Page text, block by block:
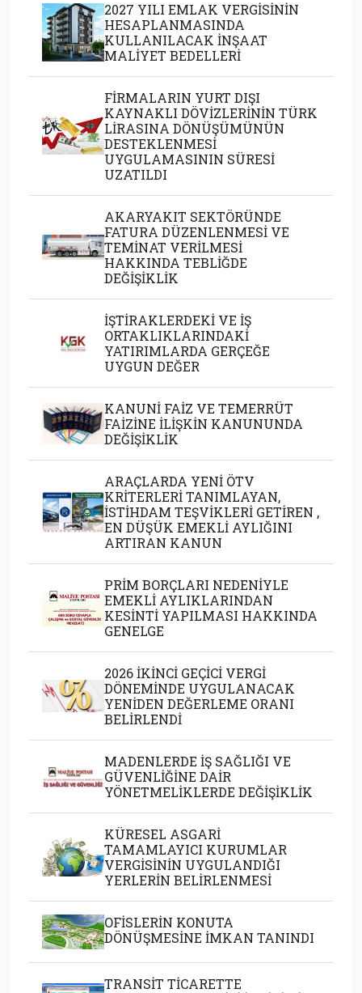
2027 YILI EMLAK VERGİSİNİN
HESAPLANMASINDA
KULLANILACAK İNŞAAT
MALİYET BEDELLERİ
FİRMALARIN YURT DIŞI
KAYNAKLI DÖVİZLERİNİN TÜRK
LİRASINA DÖNÜŞÜMÜNÜN
DESTEKLENMESİ
UYGULAMASININ SÜRESİ
UZATILDI
AKARYAKIT SEKTÖRÜNDE
FATURA DÜZENLENMESİ VE
TEMİNAT VERİLMESİ
HAKKINDA TEBLİĞDE
DEĞİŞİKLİK
İŞTİRAKLERDEKİ VE İŞ
ORTAKLIKLARINDAKİ
YATIRIMLARDA GERÇEĞE
UYGUN DEĞER
KANUNİ FAİZ VE TEMERRÜT
FAİZİNE İLİŞKİN KANUNUNDA
DEĞİŞİKLİK
ARAÇLARDA YENİ ÖTV
KRİTERLERİ TANIMLAYAN,
İSTİHDAM TEŞVİKLERİ GETİREN ,
EN DÜŞÜK EMEKLİ AYLIĞINI
ARTIRAN KANUN
PRİM BORÇLARI NEDENİYLE
EMEKLİ AYLIKLARINDAN
KESİNTİ YAPILMASI HAKKINDA
GENELGE
2026 İKİNCİ GEÇİCİ VERGİ
DÖNEMİNDE UYGULANACAK
YENİDEN DEĞERLEME ORANI
BELİRLENDİ
MADENLERDE İŞ SAĞLIĞI VE
GÜVENLİĞİNE DAİR
YÖNETMELİKLERDE DEĞİŞİKLİK
KÜRESEL ASGARİ
TAMAMLAYICI KURUMLAR
VERGİSİNİN UYGULANDIĞI
YERLERİN BELİRLENMESİ
OFİSLERİN KONUTA
DÖNÜŞMESİNE İMKAN TANINDI
TRANSİT TİCARETTE